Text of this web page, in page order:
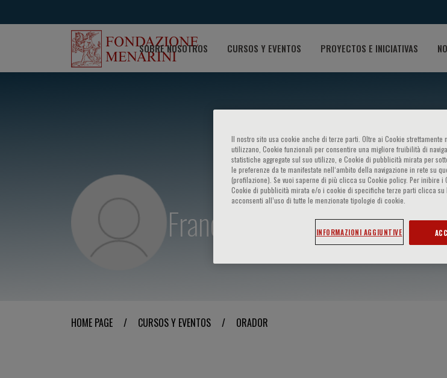
SOBRE NOSOTROS CURSOS Y EVENTOS PROYECTOS E INICIATIVAS
Francesco Grigioni
HOME PAGE / CURSOS Y EVENTOS / ORADOR
Il nostro sito usa cookie anche di terze parti. Oltre ai Cookie strettamente
utilizzano, Cookie funzionali per consentire una migliore fruibilità di
statistiche aggregate sul suo utilizzo, e Cookie di pubblicità mirata per
le preferenze da te manifestate nell‘ambito della navigazione in rete su
(profilazione). Se vuoi saperne di più clicca su Cookie policy. Per inibire
Cookie di pubblicità mirata e/o i cookie di specifiche terze parti clicca su
acconsenti all’uso di tutte le menzionate tipologie di cookie.
INFORMAZIONI AGGIUNTIVE